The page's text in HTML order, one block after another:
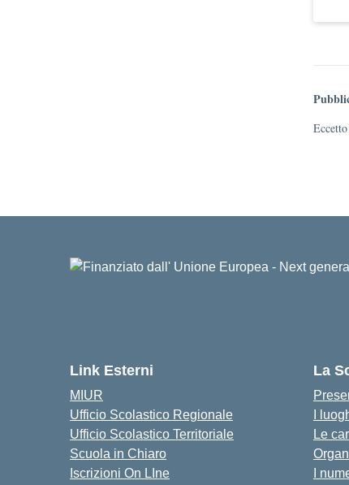
Link Esterni
MIUR
Ufficio Scolastico Regionale
Ufficio Scolastico Territoriale
Scuola in Chiaro
Iscrizioni On LIne
La
I
Le
I